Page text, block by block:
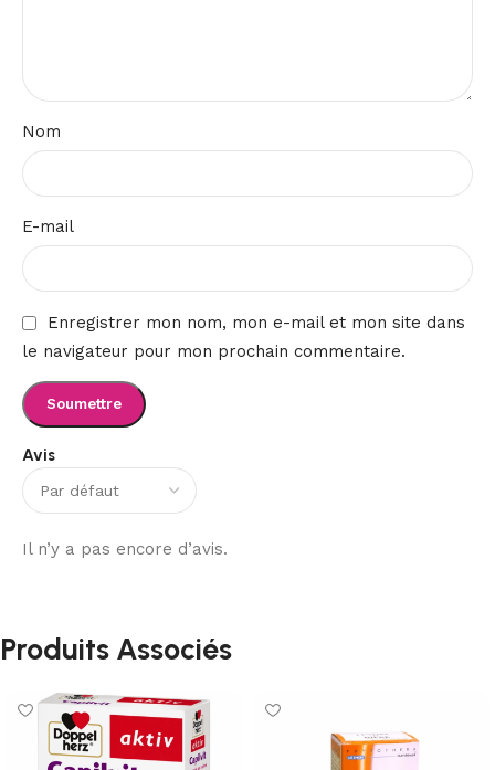
Avis
Il n’y a pas encore d’avis.
Nom
E-mail
Enregistrer mon nom, mon e-mail et mon site dans
le navigateur pour mon prochain commentaire.
Produits Associés